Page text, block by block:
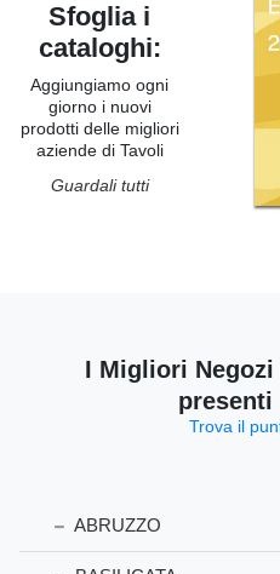
Sfoglia i
cataloghi:
Aggiungiamo ogni
giorno i nuovi
prodotti delle migliori
aziende di Tavoli
Guardali tutti
I Migliori
Trova il
ABRUZZO